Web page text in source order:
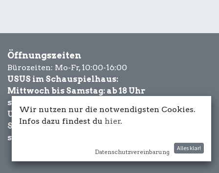
Öffnungszeiten
Bürozeiten: Mo-Fr, 10:00-16:00
USUS im Schauspielhaus:
Mittwoch bis Samstag: ab 18 Uhr
sowie Eventbezogen.
USUS am Wasser:
Schönwetter-
sowie Eventbezogen.
Wir nutzen nur die notwendigsten Cookies.
Infos dazu findest du hier.
Datenschutzvereinbarung
Alles klar!